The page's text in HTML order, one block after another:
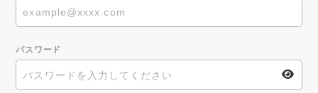
パスワード